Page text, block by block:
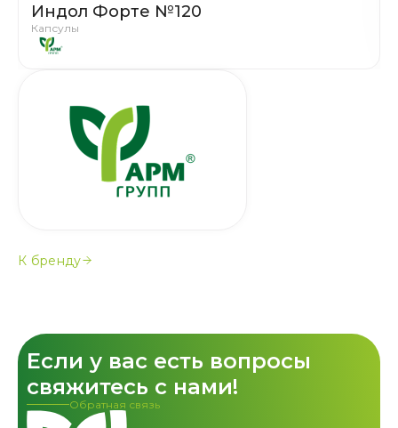
К бренду
Индол Форте №120
Капсулы
Если у вас есть вопросы
свяжитесь с нами!
Обратная связь